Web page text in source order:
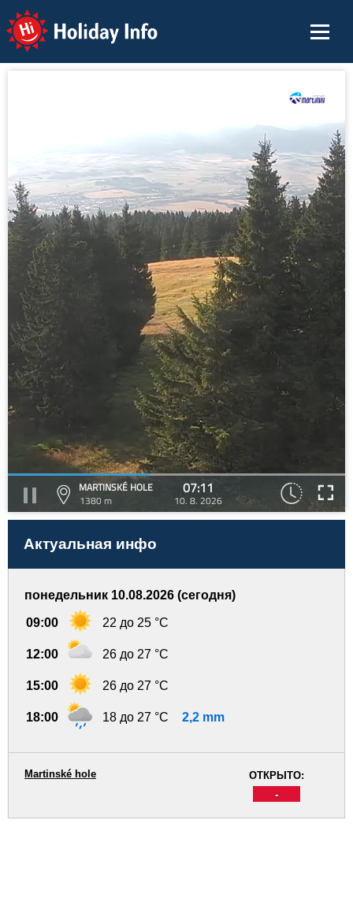
Holiday Info
MARTINSKÉ HOLE
1380 m
07:11
10. 8. 2026
Актуальная инфо
понедельник 10.08.2026 (сегодня)
09:00 22 до 25 °C
12:00 26 до 27 °C
15:00 26 до 27 °C
18:00 18 до 27 °C 2,2 mm
ОТКРЫТО:
-
Martinské hole